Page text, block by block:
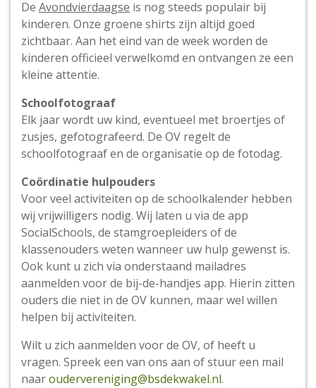
De Avondvierdaagse is nog steeds populair bij
kinderen. Onze groene shirts zijn altijd goed
zichtbaar. Aan het eind van de week worden de
kinderen officieel verwelkomd en ontvangen ze een
kleine attentie.
Schoolfotograaf
Elk jaar wordt uw kind, eventueel met broertjes of
zusjes, gefotografeerd. De OV regelt de
schoolfotograaf en de organisatie op de fotodag.
Coördinatie hulpouders
Voor veel activiteiten op de schoolkalender hebben
wij vrijwilligers nodig. Wij laten u via de app
SocialSchools, de stamgroepleiders of de
klassenouders weten wanneer uw hulp gewenst is.
Ook kunt u zich via onderstaand mailadres
aanmelden voor de bij-de-handjes app. Hierin zitten
ouders die niet in de OV kunnen, maar wel willen
helpen bij activiteiten.
Wilt u zich aanmelden voor de OV, of heeft u
vragen. Spreek een van ons aan of stuur een mail
naaroudervereniging@bsdekwakel.nl.